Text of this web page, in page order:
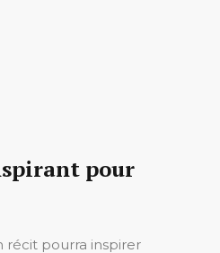
pour
récit pourra inspirer